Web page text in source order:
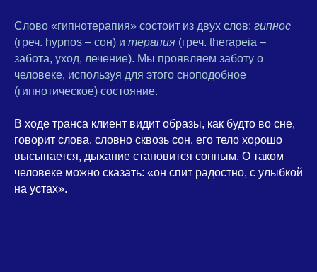
Слово «гипнотерапия» состоит из двух слов: гипнос
(греч. hypnos – сон) и терапия (греч. therapeia –
забота, уход, лечение). Мы проявляем заботу о
человеке, используя для этого сноподобное
(гипнотическое) состояние.
В ходе транса клиент видит образы, как будто во сне,
говорит слова, словно сквозь сон, его тело хорошо
высыпается, дыхание становится сонным. О таком
человеке можно сказать: «он спит радостно, с улыбкой
на устах».